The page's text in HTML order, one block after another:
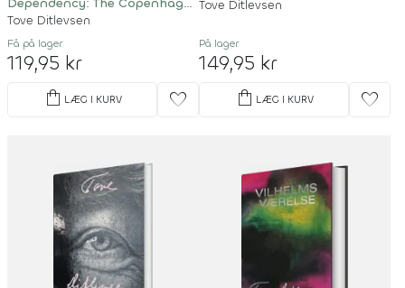
Trilogy
Tove Ditlevsen
Få på lager
119,95 kr
shopping_bag LÆG I KURV favorite
Tove Ditlevsen
På lager
149,95 kr
shopping_bag LÆG I KURV favorite